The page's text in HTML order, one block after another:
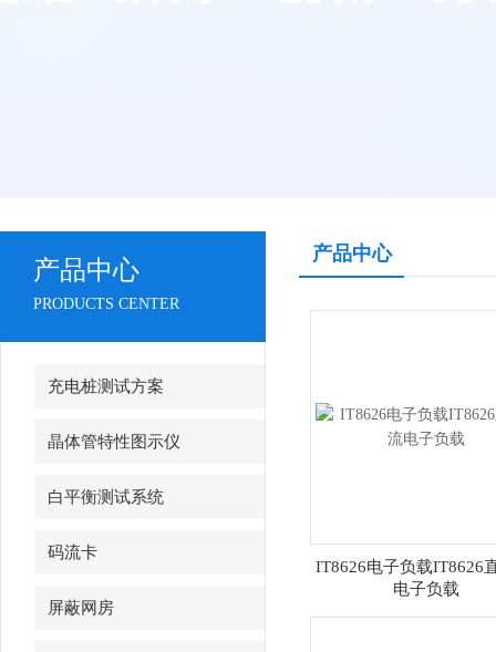
产品中心
PRODUCTS CENTER
充电桩测试方案
晶体管特性图示仪
白平衡测试系统
码流卡
DTA1107S（JH3200A）
屏蔽网房
产品中心
IT8626电子负载IT8626
电子负载